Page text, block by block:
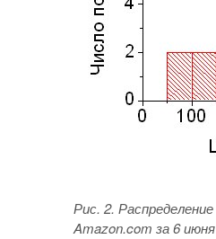
Рис. 2.
Amazon.com за 6